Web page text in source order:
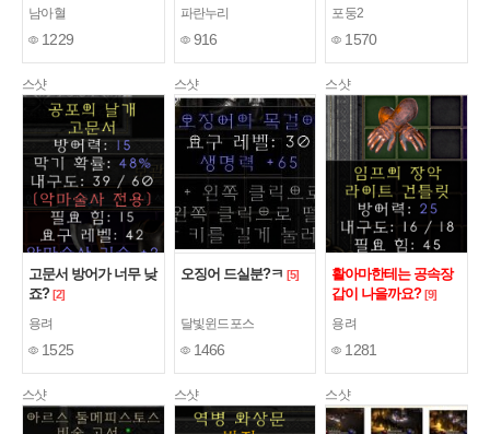
남아혈
1229
파란누리
916
포둥2
1570
스샷
고문서 방어가 너무 낮
죠? [2]
용려
1525
스샷
오징어 드실분?ㅋ [5]
달빛윈드포스
1466
스샷
활아마한테는 공속장
갑이 나을까요? [9]
용려
1281
스샷 스샷 스샷